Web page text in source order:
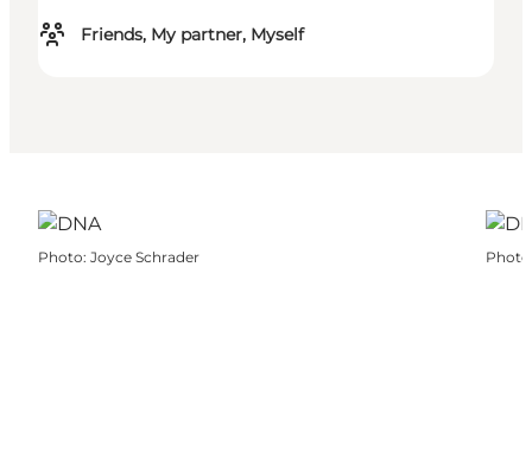
Friends, My partner, Myself
Photo: Joyce Schrader Photo